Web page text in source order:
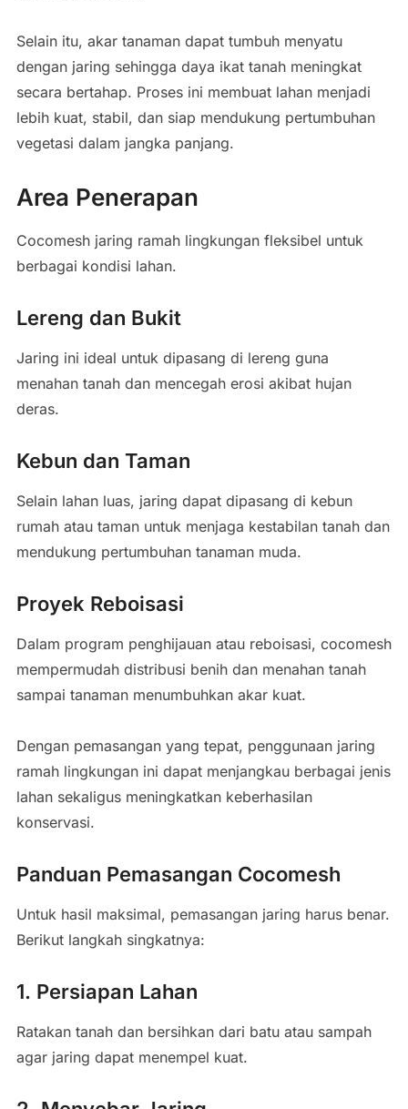
Selain itu, akar tanaman dapat tumbuh menyatu
dengan jaring sehingga daya ikat tanah meningkat
secara bertahap. Proses ini membuat lahan menjadi
lebih kuat, stabil, dan siap mendukung pertumbuhan
vegetasi dalam jangka panjang.
Area Penerapan
Cocomesh jaring ramah lingkungan fleksibel untuk
berbagai kondisi lahan.
Lereng dan Bukit
Jaring ini ideal untuk dipasang di lereng guna
menahan tanah dan mencegah erosi akibat hujan
deras.
Kebun dan Taman
Selain lahan luas, jaring dapat dipasang di kebun
rumah atau taman untuk menjaga kestabilan tanah dan
mendukung pertumbuhan tanaman muda.
Proyek Reboisasi
Dalam program penghijauan atau reboisasi, cocomesh
mempermudah distribusi benih dan menahan tanah
sampai tanaman menumbuhkan akar kuat.
Dengan pemasangan yang tepat, penggunaan jaring
ramah lingkungan ini dapat menjangkau berbagai jenis
lahan sekaligus meningkatkan keberhasilan
konservasi.
Panduan Pemasangan Cocomesh
Untuk hasil maksimal, pemasangan jaring harus benar.
Berikut langkah singkatnya:
1. Persiapan Lahan
Ratakan tanah dan bersihkan dari batu atau sampah
agar jaring dapat menempel kuat.